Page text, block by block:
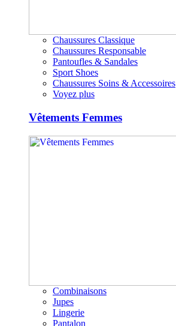
Chaussures Classique
Chaussures Responsable
Pantoufles & Sandales
Sport Shoes
Chaussures Soins & Accessoires
Voyez plus
Vêtements Femmes
Combinaisons
Jupes
Lingerie
Pantalon